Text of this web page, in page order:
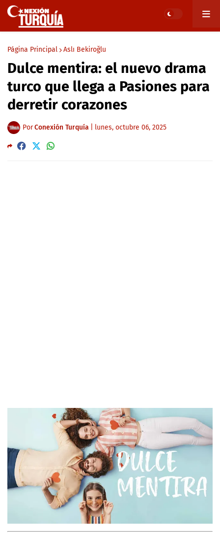
Página Principal Aslı Bekiroğlu
Dulce mentira: el nuevo drama
turco que llega a Pasiones para
derretir corazones
PorConexión Turquía lunes, octubre 06, 2025